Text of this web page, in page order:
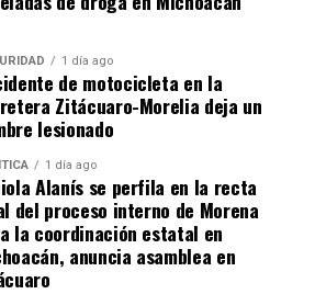
vicente Fernández Fue
Internado Nuevamente En
Un Hospital
4 octubre, 2013
En "Chismes"
1 día ago
de motocicleta en la
Zitácuaro-Morelia deja un
lesionado
1 día ago
Alanís se perfila en la recta
del proceso interno de Morena
la coordinación estatal en
anuncia asamblea en